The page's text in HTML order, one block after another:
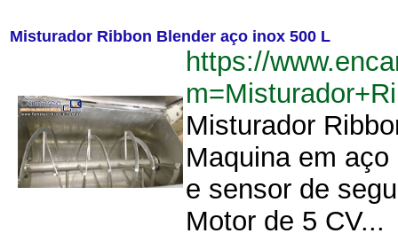
Misturador Ribbon Blender aço inox 500 L
https://
Misturador
Maquina em
e sensor de
Motor de 5 CV...